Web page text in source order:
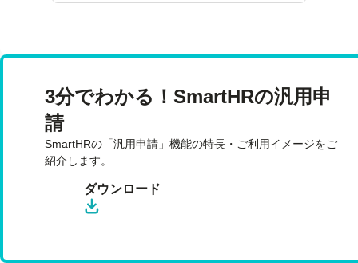
3分でわかる！SmartHRの汎用申
請
SmartHRの「汎用申請」機能の特長・ご利用イメージをご
紹介します。
ダウンロード